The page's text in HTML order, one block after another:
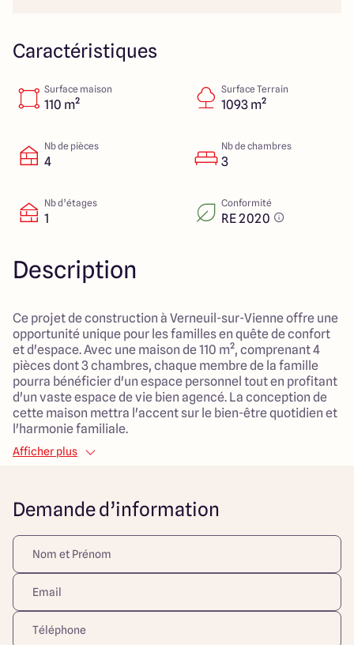
Caractéristiques
Surface maison
110 m²
Surface Terrain
1093 m²
Nb de pièces
4
Nb de chambres
3
Nb d’étages
1
Conformité
RE 2020
Description
Ce projet de construction à Verneuil-sur-Vienne offre une
opportunité unique pour les familles en quête de confort
et d'espace. Avec une maison de 110 m², comprenant 4
pièces dont 3 chambres, chaque membre de la famille
pourra bénéficier d'un espace personnel tout en profitant
d'un vaste espace de vie bien agencé. La conception de
cette maison mettra l'accent sur le bien-être quotidien et
l'harmonie familiale.
Le terrain, d'une superficie généreuse de 1 093 m², est
la proximité des espaces naturels, parfaits pour des
permet aux enfants de grandir en toute sécurité tout en
permettant aux parents de savourer le calme et la
sérénité des environs.
Ce projet de construction combine l'emplacement
privilégié de Verneuil-sur-Vienne avec une maison
spacieuse au design réfléchi, promesse d'un quotidien
Afficher plus
Demande d’information